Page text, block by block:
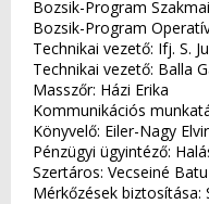
Bozsik-Program
Bozsik-Program
Technikai vezető: Ifj. S.
Technikai vezető: Balla
Masszőr: Házi Erika
Kommunikációs
Könyvelő: Eiler-Nagy
Pénzügyi ügyintéző:
Szertáros: Vecseiné
Mérkőzések biztosítása: